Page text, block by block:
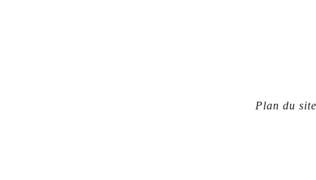
Plan du site